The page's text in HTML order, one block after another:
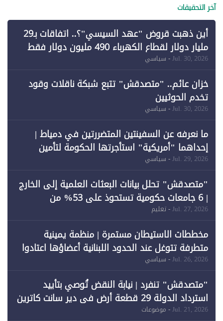
آخر التحقيقات
أين ذهبت قروض "عهد السيسي"؟.. اتفاقات بـ29
مليار دولار لقطاع الكهرباء 490 مليون دولار فقط
لـ"الطاقة المتجددة" (1)
Jul. 30, 2026- سياسي
خزان عائم.. "متصدقش" تتبع شبكة ناقلات وقود
تخدم الحوثيين
Jul. 30, 2026- سياسي
ما نعرفه عن السفينتين المتضررتين في دمياط |
إحداهما "أمريكية" استأجرتها الحكومة لتأمين
احتياجات الطاقة
Jul. 29, 2026- سياسي
"متصدقش" تحلل بيانات البعثات العلمية إلى الخارج
| 6 جامعات حكومية تستحوذ على 53% من
Jul. 27, 2026- تعليم
مخططات الاستيطان مستمرة | منظمة يمينية
متطرفة تتوغل عند الحدود اللبنانية أعضاؤها اعتادوا
خرق الحدود
Jul. 26, 2026- سياسي
"متصدقش" تنفرد | نيابة النقض تُوصي بتأييد
استرداد الدولة 29 قطعة أرض في دير سانت كاترين
وقبول طعن الحكومة جزئيًا (1)
Jul. 21, 2026- موضوعات